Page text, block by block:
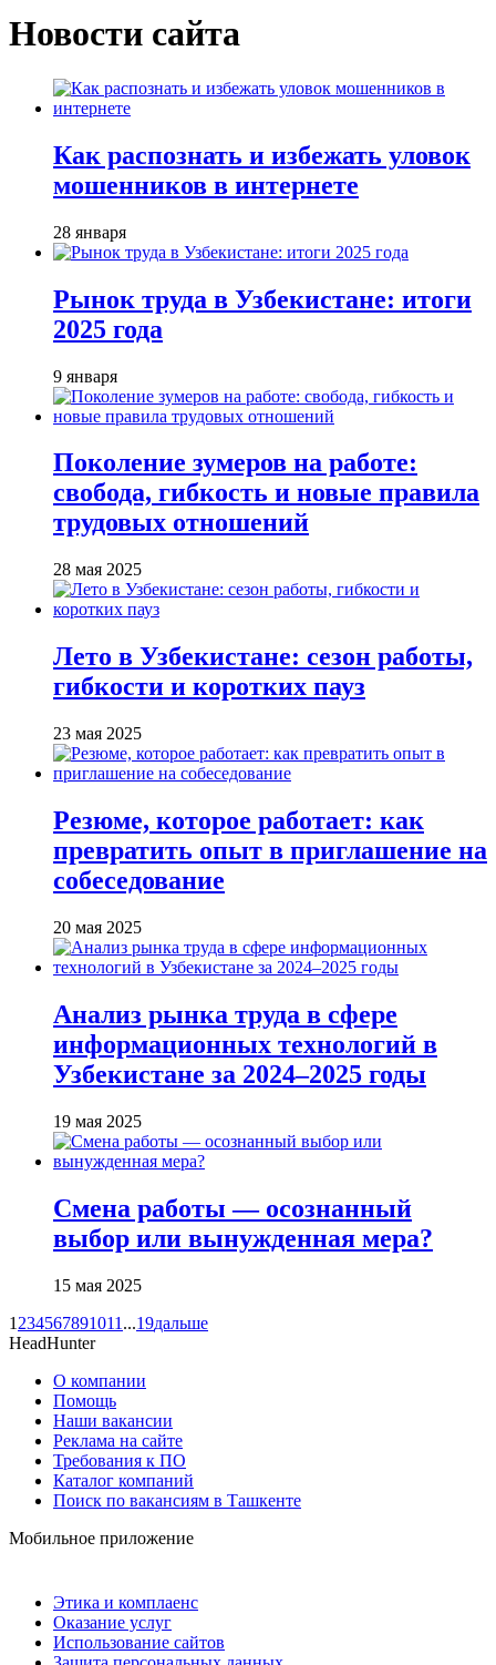
Новости сайта
Как распознать и избежать уловок
мошенников в интернете
28 января
Рынок труда в Узбекистане: итоги
2025 года
9 января
Поколение зумеров на работе:
свобода, гибкость и новые правила
трудовых отношений
28 мая 2025
Лето в Узбекистане: сезон работы,
гибкости и коротких пауз
23 мая 2025
Резюме, которое работает: как
превратить опыт в приглашение на
собеседование
20 мая 2025
Анализ рынка труда в сфере
информационных технологий в
Узбекистане за 2024–2025 годы
19 мая 2025
Смена работы — осознанный
выбор или вынужденная мера?
15 мая 2025
1 234567891011 ...19дальше
HeadHunter
О компании
Помощь
Наши вакансии
Реклама на сайте
Требования к ПО
Каталог компаний
Поиск по вакансиям в Ташкенте
Мобильное приложение
Этика и комплаенс
Оказание услуг
Использование сайтов